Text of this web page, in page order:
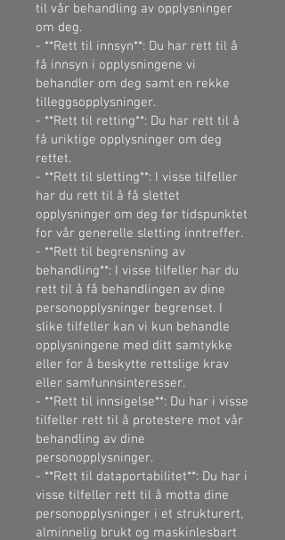
til vår behandling av opplysninger
om deg.
- **Rett til innsyn**: Du har rett til å
få innsyn i opplysningene vi
behandler om deg samt en rekke
tilleggsopplysninger.
- **Rett til retting**: Du har rett til å
få uriktige opplysninger om deg
rettet.
- **Rett til sletting**: I visse tilfeller
har du rett til å få slettet
opplysninger om deg før tidspunktet
for vår generelle sletting inntreffer.
- **Rett til begrensning av
behandling**: I visse tilfeller har du
rett til å få behandlingen av dine
personopplysninger begrenset. I
slike tilfeller kan vi kun behandle
opplysningene med ditt samtykke
eller for å beskytte rettslige krav
eller samfunnsinteresser.
- **Rett til innsigelse**: Du har i visse
tilfeller rett til å protestere mot vår
behandling av dine
personopplysninger.
- **Rett til dataportabilitet**: Du har i
visse tilfeller rett til å motta dine
personopplysninger i et strukturert,
alminnelig brukt og maskinlesbart